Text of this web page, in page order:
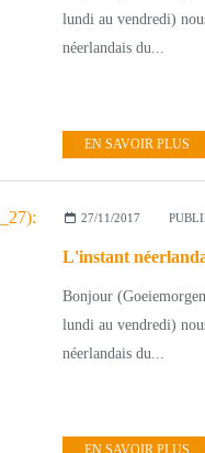
lundi au vendredi)
néerlandais du...
EN SAVOIR PLUS
27/11/2017
Bonjour
lundi au vendredi)
néerlandais du...
EN SAVOIR PLUS